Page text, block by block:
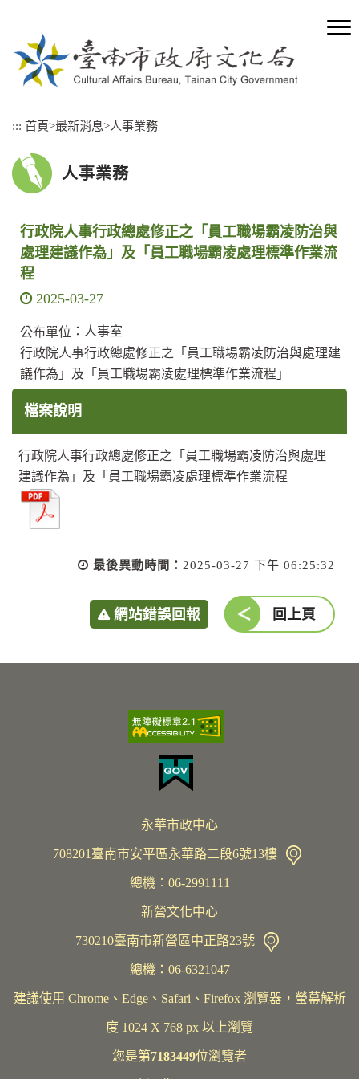
::: 首頁>最新消息>人事業務
人事業務
行政院人事行政總處修正之「員工職場霸凌防治與
處理建議作為」及「員工職場霸凌處理標準作業流
程
2025-03-27
公布單位 ：人事室
行政院人事行政總處修正之「員工職場霸凌防治與處理建
議作為」及「員工職場霸凌處理標準作業流程」
檔案說明
行政院人事行政總處修正之「員工職場霸凌防治與處理
建議作為」及「員工職場霸凌處理標準作業流程
最後異動時間： 2025-03-27 下午 06:25:32
網站錯誤回報 回上頁
永華市政中心
708201臺南市安平區永華路二段6號13樓
總機︰06-2991111
新營文化中心
730210臺南市新營區中正路23號
總機：06-6321047
建議使用 Chrome、Edge、Safari、Firefox 瀏覽器，螢幕解析
度 1024 X 768 px 以上瀏覽
您是第7183449位瀏覽者